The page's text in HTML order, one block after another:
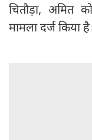
चितौड़ा, अमित
मामला दर्ज किया